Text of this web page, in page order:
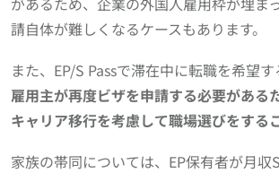
請自体が難しくなるケースもあります。
また、EP/S Passで滞在中に転職を希望す
雇用主が再度ビザを申請する必要がある
キャリア移行を考慮して職場選びをする
家族の帯同については、EP保有者が月収